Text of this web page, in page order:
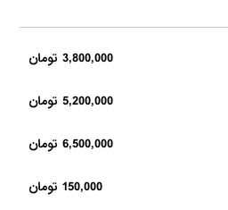
3,800,000 تومان
5,200,000 تومان
6,500,000 تومان
150,000 تومان